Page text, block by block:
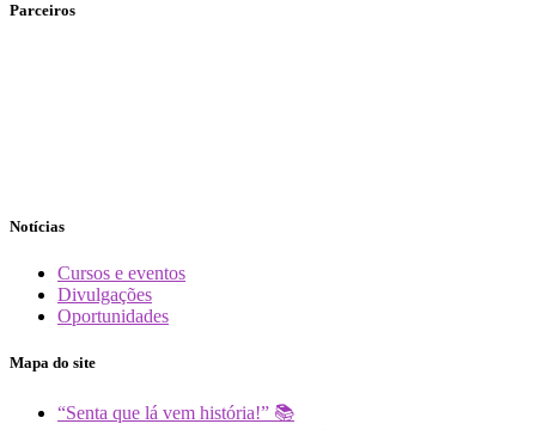
Parceiros
Notícias
Cursos e eventos
Divulgações
Oportunidades
Mapa do site
“Senta que lá vem história!” 📚